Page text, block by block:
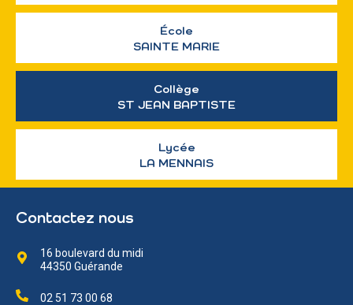
École
SAINTE MARIE
Collège
ST JEAN BAPTISTE
Lycée
LA MENNAIS
Contactez nous
16 boulevard du midi
44350 Guérande
02 51 73 00 68